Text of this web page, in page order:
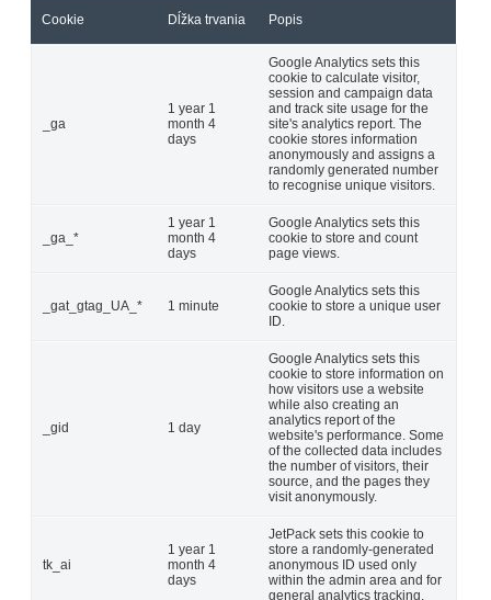
Cookie Dĺžka trvania Popis
_ga
1 year 1
month 4
days
Google Analytics sets this
cookie to calculate visitor,
session and campaign data
and track site usage for the
site's analytics report. The
cookie stores information
anonymously and assigns a
randomly generated number
to recognise unique visitors.
_ga_*
1 year 1
month 4
days
Google Analytics sets this
cookie to store and count
page views.
_gat_gtag_UA_* 1 minute
Google Analytics sets this
cookie to store a unique user
ID.
_gid 1 day
Google Analytics sets this
cookie to store information on
how visitors use a website
while also creating an
analytics report of the
website's performance. Some
of the collected data includes
the number of visitors, their
source, and the pages they
visit anonymously.
tk_ai
1 year 1
month 4
days
JetPack sets this cookie to
store a randomly-generated
anonymous ID used only
within the admin area and for
general analytics tracking.